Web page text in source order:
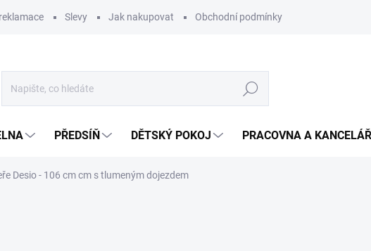
Slevy Jak nakupovat Obchodní podmínky Podmínky
Hledat
PŘEDSÍŇ DĚTSKÝ POKOJ PRACOVNA A KANCELÁŘ
Desio - 106 cm cm s tlumeným dojezdem